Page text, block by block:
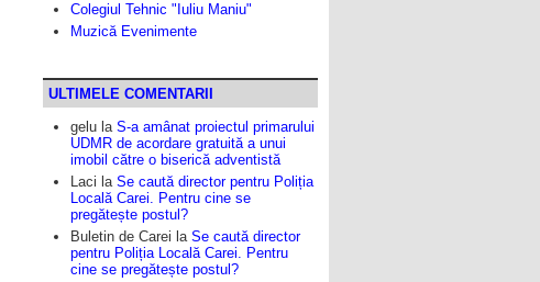
Colegiul Tehnic "Iuliu Maniu"
Muzică Evenimente
ULTIMELE COMENTARII
gelu la S-a amânat proiectul primarului
UDMR de acordare gratuită a unui
imobil către o biserică adventistă
Laci la Se caută director pentru Poliția
Locală Carei. Pentru cine se
pregătește postul?
Buletin de Carei la Se caută director
pentru Poliția Locală Carei. Pentru
cine se pregătește postul?